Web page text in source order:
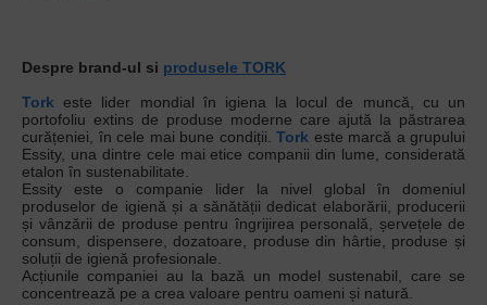
Despre brand-ul si produsele TORK
Tork este lider mondial în igiena la locul de muncă, cu un
portofoliu extins de produse moderne care ajută la păstrarea
curățeniei, în cele mai bune condiții. Tork este marcă a grupului
Essity, una dintre cele mai etice companii din lume, considerată
etalon în sustenabilitate.
Essity este o companie lider la nivel global în domeniul
produselor de igienă și a sănătății dedicat elaborării, producerii
și vânzării de produse pentru îngrijirea personală, șervețele de
consum, dispensere, dozatoare, produse din hârtie, produse și
soluții de igienă profesionale.
Acțiunile companiei au la bază un model sustenabil, care se
concentrează pe a crea valoare pentru oameni și natură.